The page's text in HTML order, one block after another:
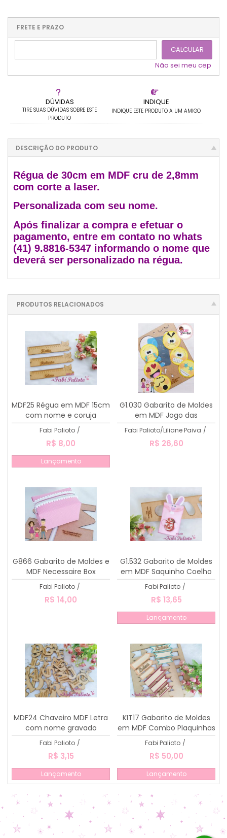
DÚVIDAS
TIRE SUAS DÚVIDAS SOBRE ESTE
PRODUTO
INDIQUE
INDIQUE ESTE PRODUTO A UM AMIGO
...
....
FRETE E PRAZO
CALCULAR
Não sei meu cep
DESCRIÇÃO DO PRODUTO
Régua de 30cm em MDF cru de 2,8mm
com corte a laser.
Personalizada com seu nome.
Após finalizar a compra e efetuar o
pagamento, entre em contato no whats
(41) 9.8816-5347 informando o nome que
deverá ser personalizado na régua.
PRODUTOS RELACIONADOS
MDF25 Régua em MDF 15cm
com nome e coruja
Fabi Palioto /
R$ 8,00
Lançamento
G1.030 Gabarito de Moldes
em MDF Jogo das
Expressões 12cm By Liliane
Paiva
Fabi Palioto/Liliane Paiva /
R$ 26,60
G866 Gabarito de Moldes e
MDF Necessaire Box
Pequena
Fabi Palioto /
R$ 14,00
G1.532 Gabarito de Moldes
em MDF Saquinho Coelho
Kit Kat
Fabi Palioto /
R$ 13,65
Lançamento
MDF24 Chaveiro MDF Letra
com nome gravado
Fabi Palioto /
R$ 3,15
Lançamento
KIT17 Gabarito de Moldes
em MDF Combo Plaquinhas
Fofas 1, 2 e 3
Fabi Palioto /
R$ 50,00
Lançamento